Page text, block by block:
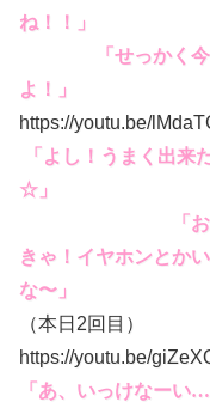
ね！！」
「せっかく
よ！」
https://youtu.be/
「よし！うまく出来
☆」
「
きゃ！イヤホンとか
な〜」
山田は
（本日2回目）
https://youtu.be/
「あ、いっけなーい